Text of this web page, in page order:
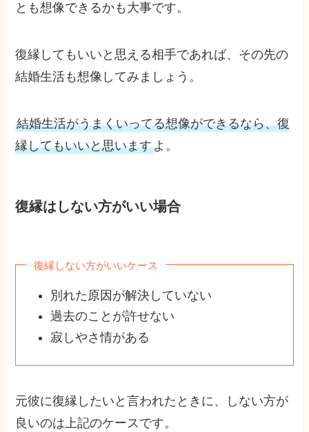
とも想像できるかも大事です。
復縁してもいいと思える相手であれば、その先の
結婚生活も想像してみましょう。
結婚生活がうまくいってる想像ができるなら、復
縁してもいいと思いますよ。
復縁はしない方がいい場合
復縁しない方がいいケース
別れた原因が解決していない
過去のことが許せない
寂しやさ情がある
元彼に復縁したいと言われたときに、しない方が
良いのは上記のケースです。